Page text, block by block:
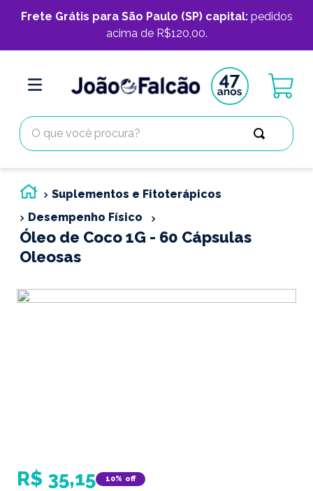
Frete Grátis para São Paulo (SP) capital:pedidos
acima de R$120,00.
O que você procura?
Suplementos e Fitoterápicos
Desempenho Físico
Óleo de Coco 1G - 60 Cápsulas
Oleosas
R$ 35,15 10% off